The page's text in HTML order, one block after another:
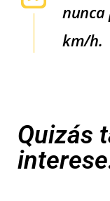
nunca
km/h.
Quizás